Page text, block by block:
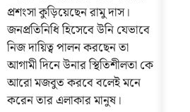
প্রশংসা কুড়িয়েছেন রামু দাস।
জনপ্রতিনিধি হিসেবে উনি যেভাবে
নিজ দায়িত্ব পালন করছেন তা
আগামী দিনে উনার স্থিতিশীলতা কে
আরো মজবুত করবে বলেই মনে
করেন তার এলাকার মানুষ।